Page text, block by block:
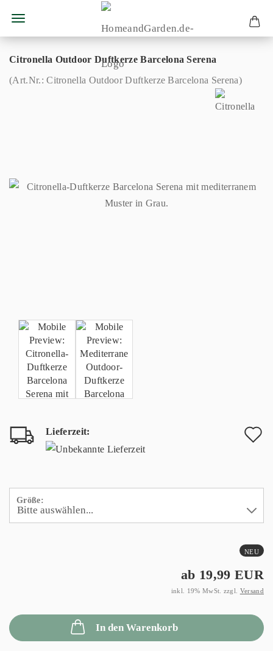
Citronella Outdoor Duftkerze Barcelona Serena
(Art.Nr.:Citronella Outdoor Duftkerze Barcelona Serena)
Lieferzeit:
Größe:
NEU
ab 19,99 EUR
inkl. 19% MwSt. zzgl. Versand
In den Warenkorb